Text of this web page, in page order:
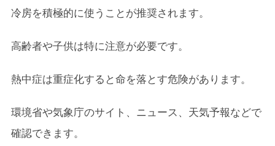
冷房を積極的に使うことが推奨されます。
高齢者や子供は特に注意が必要です。
熱中症は重症化すると命を落とす危険があります。
環境省や気象庁のサイト、ニュース、天気予報などで
確認できます。